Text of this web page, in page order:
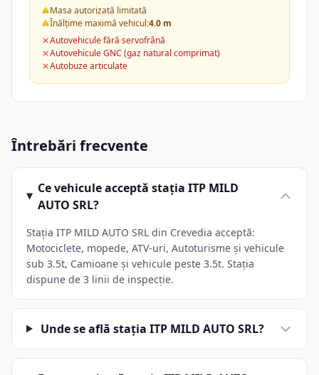
Masa autorizată limitată
Înălțime maximă vehicul:4.0 m
Autovehicule fără servofrână
Autovehicule GNC (gaz natural comprimat)
Autobuze articulate
Întrebări frecvente
Ce vehicule acceptă stația ITP MILD
AUTO SRL?
Stația ITP MILD AUTO SRL din Crevedia acceptă:
Motociclete, mopede, ATV-uri, Autoturisme și vehicule
sub 3.5t, Camioane și vehicule peste 3.5t. Stația
dispune de 3 linii de inspecție.
Unde se află stația ITP MILD AUTO SRL?